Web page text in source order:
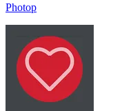
Photop